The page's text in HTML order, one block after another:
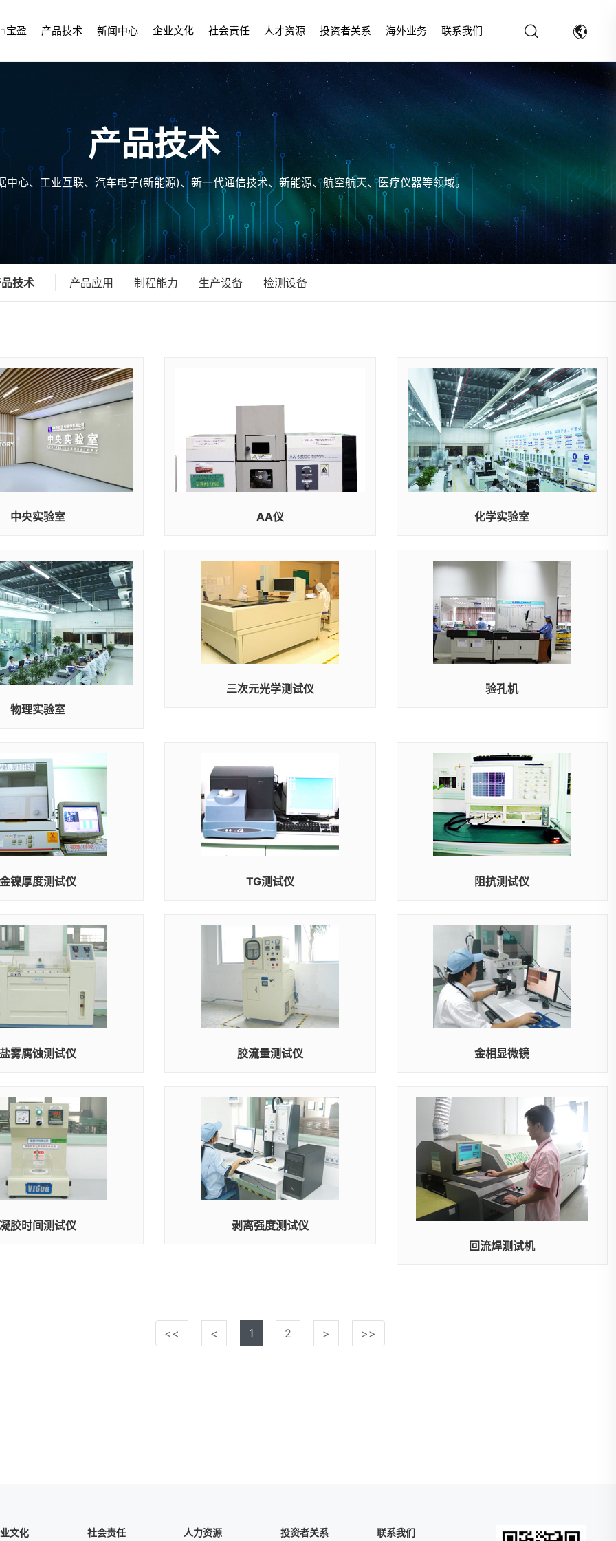
宝盈 产品技术 新闻中心 企业文化 社会责任 人才资源 投资者关系 海外业务 联系我们
产品技术
中心、工业互联、汽车电子(新能源)、新一代通信技术、新能源、航空航天、医疗仪器等领域。
技术 产品应用 制程能力 生产设备 检测设备
中央实验室 AA仪 化学实验室
物理实验室
三次元光学测试仪 验孔机
金镍厚度测试仪 TG测试仪 阻抗测试仪
盐雾腐蚀测试仪 胶流量测试仪 金相显微镜
凝胶时间测试仪
剥离强度测试仪
回流焊测试机
<< < 1 2 > >>
文化 社会责任 人力资源 投资者关系 联系我们